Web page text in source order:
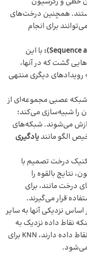
همچنین درخت‌های
برای انجام
Sequence
): با این
گشت که در آنها،
رویدادهای دیگری منتهی
شبکه عصبی مجموعه‌ای از
را شبیه‌سازی می‌کند؛
می‌شوند. شبکه‌های
الگو مانندیادگیری
درخت تصمیم با
نتایج بالقوه را
درخت مانند، برای
قرار می‌گیرند.
نزدیکی آنها به سایر
نقاط داده نزدیک به
یکدیگر، شباهت بیشتری نسبت به سایر نقاط داده دارند، KNN برای
می‌شود.